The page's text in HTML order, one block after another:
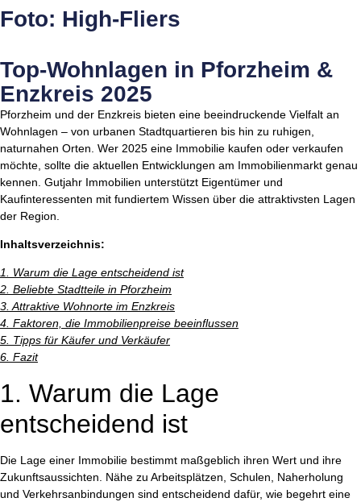
Foto: High-Fliers
Top-Wohnlagen in Pforzheim &
Enzkreis 2025
Pforzheim und der Enzkreis bieten eine beeindruckende Vielfalt an
Wohnlagen – von urbanen Stadtquartieren bis hin zu ruhigen,
naturnahen Orten. Wer 2025 eine Immobilie kaufen oder verkaufen
möchte, sollte die aktuellen Entwicklungen am Immobilienmarkt genau
kennen. Gutjahr Immobilien unterstützt Eigentümer und
Kaufinteressenten mit fundiertem Wissen über die attraktivsten Lagen
der Region.
Inhaltsverzeichnis:
1. Warum die Lage entscheidend ist
2. Beliebte Stadtteile in Pforzheim
3. Attraktive Wohnorte im Enzkreis
4. Faktoren, die Immobilienpreise beeinflussen
5. Tipps für Käufer und Verkäufer
6. Fazit
1. Warum die Lage
entscheidend ist
Die Lage einer Immobilie bestimmt maßgeblich ihren Wert und ihre
Zukunftsaussichten. Nähe zu Arbeitsplätzen, Schulen, Naherholung
und Verkehrsanbindungen sind entscheidend dafür, wie begehrt eine